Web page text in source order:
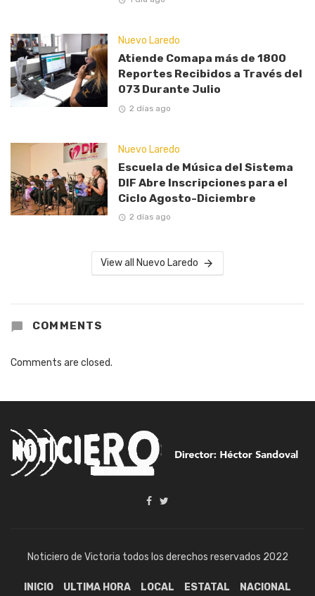
Nuevo Laredo
Atiende Comapa más de 1800
Reportes Recibidos a Través del
073 Durante Julio
2 días ago
Nuevo Laredo
Escuela de Música del Sistema
DIF Abre Inscripciones para el
Ciclo Agosto-Diciembre
2 días ago
View all Nuevo Laredo
COMMENTS
Comments are closed.
Noticiero de Victoria todos los derechos reservados 2022
INICIO ULTIMA HORA LOCAL ESTATAL NACIONAL